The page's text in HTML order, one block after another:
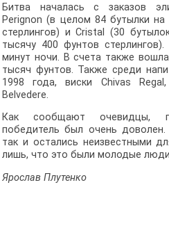
Битва началась с заказов
Perignon (в целом 84 бутылки
стерлингов) и Cristal (30
тысячу 400 фунтов
минут ночи. В счета также
тысяч фунтов. Также среди
1998 года, виски Chivas
Belvedere.
Как сообщают очевидцы,
победитель был очень
так и остались неизвестными
лишь, что это были молодые
Ярослав Плутенко